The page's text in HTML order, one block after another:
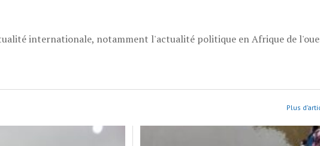
internationale, notamment l'actualité politique en Afrique de
Plus